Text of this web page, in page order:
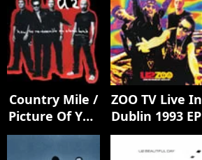
Country Mile /
Picture Of You
(X+W)
ZOO TV Live In
Dublin 1993 EP